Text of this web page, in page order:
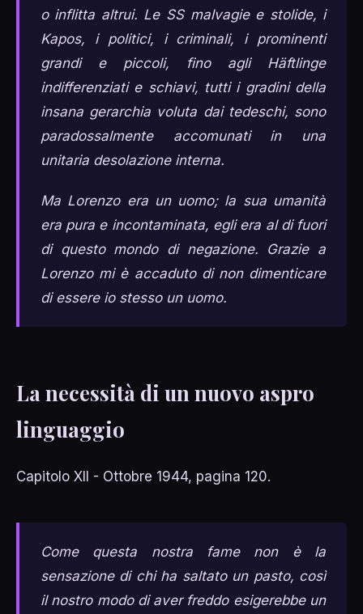
o inflitta altrui. Le SS malvagie e stolide, i
Kapos, i politici, i criminali, i prominenti
grandi e piccoli, fino agli Häftlinge
indifferenziati e schiavi, tutti i gradini della
insana gerarchia voluta dai tedeschi, sono
paradossalmente accomunati in una
unitaria desolazione interna.
Ma Lorenzo era un uomo; la sua umanità
era pura e incontaminata, egli era al di fuori
di questo mondo di negazione. Grazie a
Lorenzo mi è accaduto di non dimenticare
di essere io stesso un uomo.
La necessità di un nuovo aspro
linguaggio
Capitolo XII - Ottobre 1944, pagina 120.
Come questa nostra fame non è la
sensazione di chi ha saltato un pasto, così
il nostro modo di aver freddo esigerebbe un